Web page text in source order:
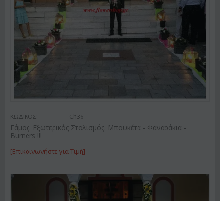
ΚΩΔΙΚΟΣ: Ch36
Γάμος. Εξωτερικός Στολισμός. Μπουκέτα - Φαναράκια -
Burners !!!
[Επικοινωνήστε για Τιμή]